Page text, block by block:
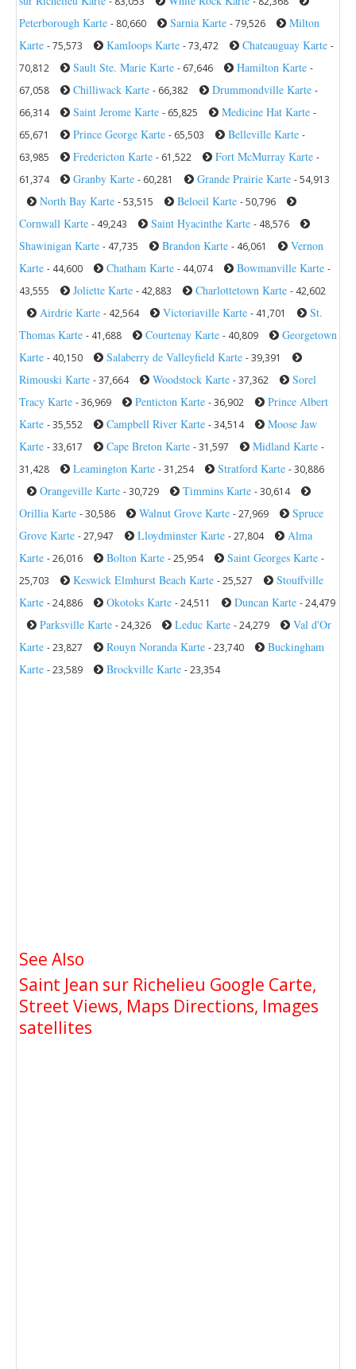
Peterborough Karte - 80,660 Sarnia Karte - 79,526
Milton
Karte - 75,573 Kamloops Karte - 73,472 Chateauguay Karte -
70,812
Sault Ste. Marie Karte - 67,646 Hamilton Karte -
67,058
Chilliwack Karte - 66,382 Drummondville Karte -
66,314
Saint Jerome Karte - 65,825 Medicine Hat Karte -
65,671
Prince George Karte - 65,503 Belleville Karte -
63,985
Fredericton Karte - 61,522 Fort McMurray Karte -
61,374
Granby Karte - 60,281 Grande Prairie Karte - 54,913
North Bay Karte - 53,515 Beloeil Karte - 50,796
Cornwall Karte - 49,243 Saint Hyacinthe Karte - 48,576
Shawinigan Karte - 47,735 Brandon Karte - 46,061
Vernon
Karte - 44,600 Chatham Karte - 44,074 Bowmanville Karte -
43,555
Joliette Karte - 42,883 Charlottetown Karte - 42,602
Airdrie Karte - 42,564 Victoriaville Karte - 41,701
St.
Thomas Karte - 41,688 Courtenay Karte - 40,809
Georgetown
Karte - 40,150 Salaberry de Valleyfield Karte - 39,391
Rimouski Karte - 37,664 Woodstock Karte - 37,362
Sorel
Tracy Karte - 36,969 Penticton Karte - 36,902
Prince Albert
Karte - 35,552 Campbell River Karte - 34,514
Moose Jaw
Karte - 33,617 Cape Breton Karte - 31,597 Midland Karte -
31,428
Leamington Karte - 31,254 Stratford Karte - 30,886
Orangeville Karte - 30,729 Timmins Karte - 30,614
Orillia Karte - 30,586 Walnut Grove Karte - 27,969
Spruce
Grove Karte - 27,947 Lloydminster Karte - 27,804
Alma
Karte - 26,016 Bolton Karte - 25,954 Saint Georges Karte -
25,703
Keswick Elmhurst Beach Karte - 25,527
Stouffville
Karte - 24,886 Okotoks Karte - 24,511 Duncan Karte - 24,479
Parksville Karte - 24,326 Leduc Karte - 24,279
Val d'Or
Karte - 23,827 Rouyn Noranda Karte - 23,740
Buckingham
Karte - 23,589 Brockville Karte - 23,354
See Also
Saint Jean sur Richelieu Google Carte,
Street Views, Maps Directions, Images
satellites